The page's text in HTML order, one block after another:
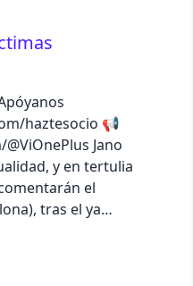
haztesocio 📢
Jano
y en tertulia
el
tras el ya
España y sus
todo el